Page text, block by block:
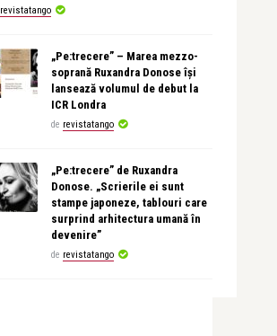
revistatango
„Pe:trecere” – Marea mezzo-
soprană Ruxandra Donose își
lansează volumul de debut la
ICR Londra
de revistatango
„Pe:trecere” de Ruxandra
Donose. „Scrierile ei sunt
stampe japoneze, tablouri care
surprind arhitectura umană în
devenire”
de revistatango